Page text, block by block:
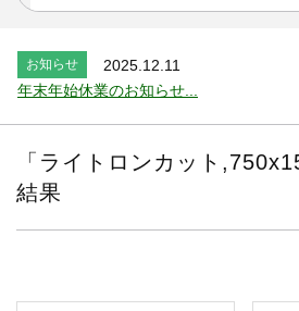
お知らせ
2026.7.24
お知らせ
2025.12.11
年末年始休業のお知らせ...
お知らせ
2024.2.27
全国へ確実・迅速に納品...
2026年 夏季休業のお知らせ...
「 ライトロンカット
結果